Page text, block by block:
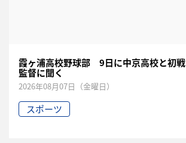
霞ヶ浦高校野球部 9日に中京高校と初
監督に聞く
2026年08月07日（金曜日）
スポーツ